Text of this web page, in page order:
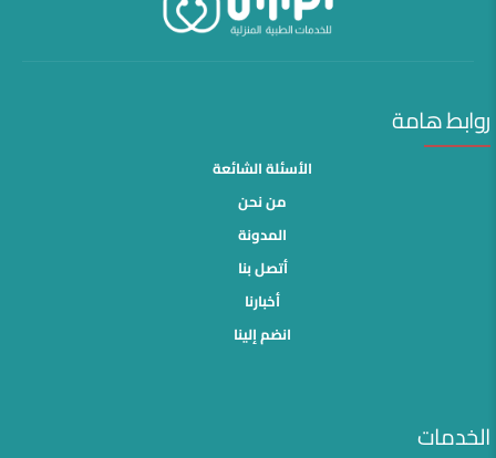
روابط هامة
الأسئلة الشائعة
من نحن
المدونة
أتصل بنا
أخبارنا
انضم إلينا
الخدمات